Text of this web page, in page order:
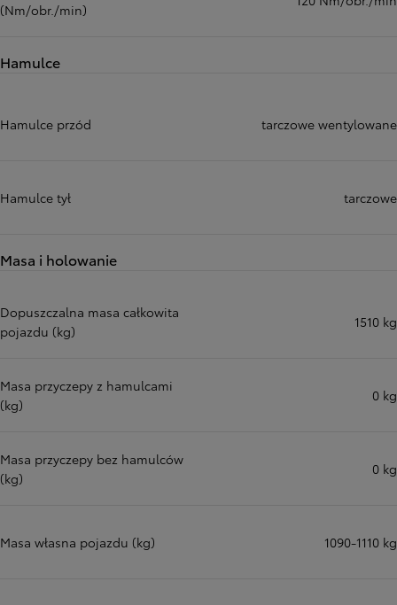
(Nm/obr./min)
Hamulce
Hamulce przód tarczowe wentylowane
Hamulce tył tarczowe
Masa i holowanie
Dopuszczalna masa całkowita
pojazdu (kg)
1510 kg
Masa przyczepy z hamulcami
(kg)
0 kg
Masa przyczepy bez hamulców
(kg)
0 kg
Masa własna pojazdu (kg) 1090-1110 kg